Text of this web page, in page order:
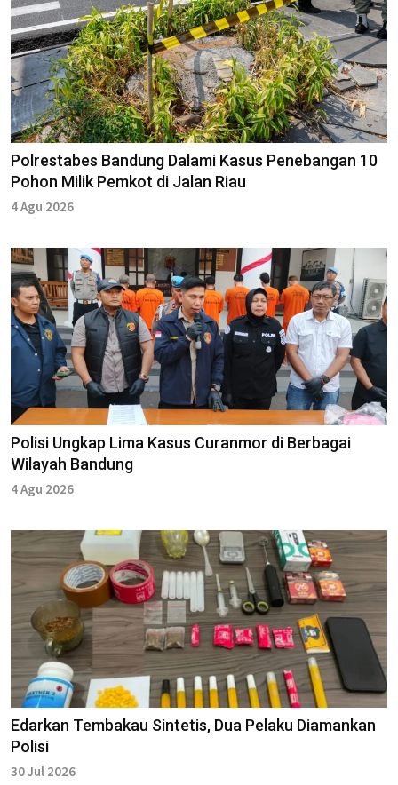
Polrestabes Bandung Dalami Kasus Penebangan 10
Pohon Milik Pemkot di Jalan Riau
4 Agu 2026
Polisi Ungkap Lima Kasus Curanmor di Berbagai
Wilayah Bandung
4 Agu 2026
Edarkan Tembakau Sintetis, Dua Pelaku Diamankan
Polisi
30 Jul 2026